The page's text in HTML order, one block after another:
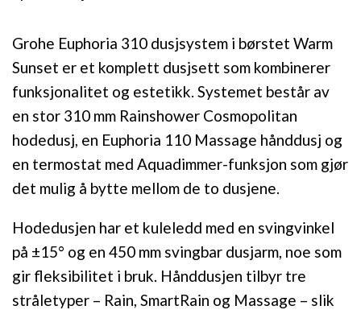
Grohe Euphoria 310 dusjsystem i børstet Warm
Sunset er et komplett dusjsett som kombinerer
funksjonalitet og estetikk. Systemet består av
en stor 310 mm Rainshower Cosmopolitan
hodedusj, en Euphoria 110 Massage hånddusj og
en termostat med Aquadimmer-funksjon som gjør
det mulig å bytte mellom de to dusjene.
Hodedusjen har et kuleledd med en svingvinkel
på ±15° og en 450 mm svingbar dusjarm, noe som
gir fleksibilitet i bruk. Hånddusjen tilbyr tre
stråletyper – Rain, SmartRain og Massage – slik